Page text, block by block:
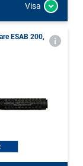
Visa
ESAB 200,